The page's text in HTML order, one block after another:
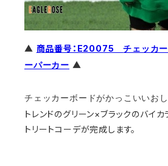
▲ 商品番号：E20075チェッカ
ーパーカー ▲
チェッカーボードがかっこいいお
トレンドのグリーン×ブラックのバイカ
トリートコーデが完成します。